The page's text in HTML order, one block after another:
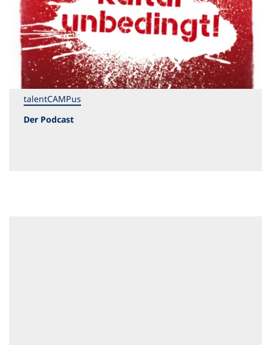
talentCAMPus
Der Podcast